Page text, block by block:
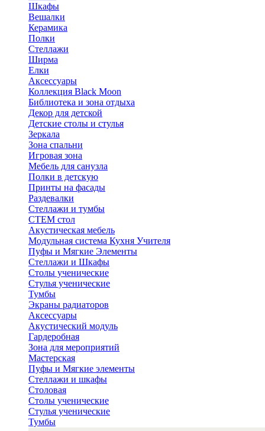
Шкафы
Вешалки
Керамика
Полки
Стеллажи
Ширма
Елки
Аксессуары
Коллекция Black Moon
Библиотека и зона отдыха
Декор для детской
Детские столы и стулья
Зеркала
Зона спальни
Игровая зона
Мебель для санузла
Полки в детскую
Принты на фасады
Раздевалки
Стеллажи и тумбы
СТЕМ стол
Акустическая мебель
Модульная система Кухня Учителя
Пуфы и Мягкие Элементы
Стеллажи и Шкафы
Столы ученические
Стулья ученические
Тумбы
Экраны радиаторов
Аксессуары
Акустический модуль
Гардеробная
Зона для мероприятий
Мастерская
Пуфы и Мягкие элементы
Стеллажи и шкафы
Столовая
Столы ученические
Стулья ученические
Тумбы